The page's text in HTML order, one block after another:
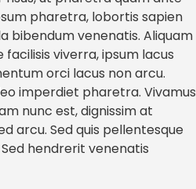
pharetra, lobortis sapien
bibendum venenatis. Aliquam
viverra, ipsum lacus
orci lacus non arcu.
imperdiet pharetra. Vivamus
nunc est, dignissim at
arcu. Sed quis pellentesque
hendrerit venenatis